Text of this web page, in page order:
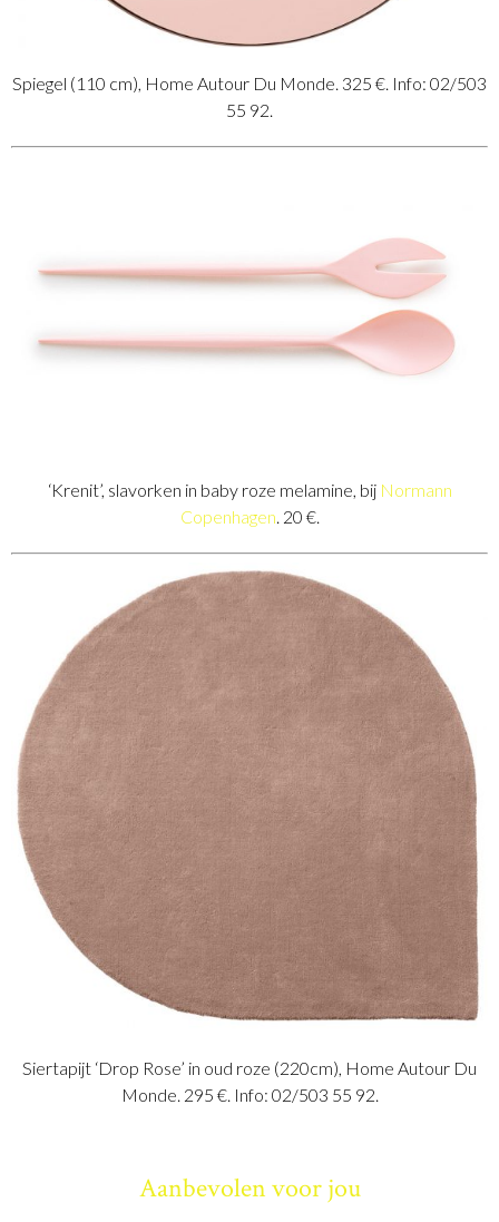
Spiegel (110 cm), Home Autour Du Monde. 325 €. Info: 02/503
55 92.
‘Krenit’, slavorken in baby roze melamine, bij Normann
Copenhagen. 20 €.
Siertapijt ‘Drop Rose’ in oud roze (220cm), Home Autour Du
Monde. 295 €. Info: 02/503 55 92.
Aanbevolen voor jou